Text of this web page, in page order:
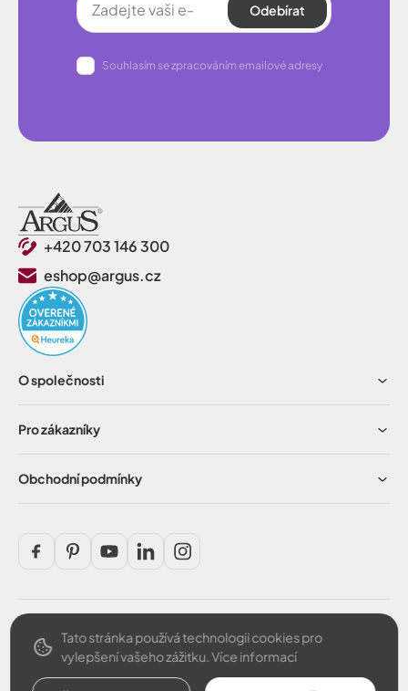
Odebírat
Souhlasím se zpracováním emailové adresy
+420 703 146 300
eshop@argus.cz
O společnosti
Pro zákazníky
Obchodní podmínky
Bezpečná platba
Tato stránka používá technologii cookies pro
vylepšení vašeho zážitku.Více informací